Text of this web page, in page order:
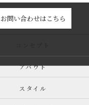
お問い合わせはこちら
アバウト
スタイル